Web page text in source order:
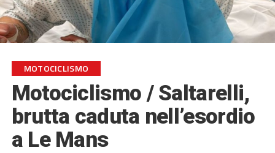
MOTOCICLISMO
Motociclismo / Saltarelli,
brutta caduta nell’esordio
a Le Mans